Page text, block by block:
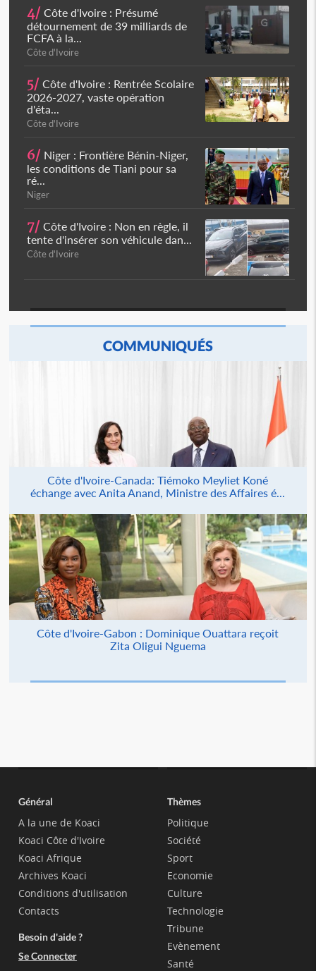
4/ Côte d'Ivoire : Présumé
détournement de 39 milliards de
FCFA à la...
Côte d'Ivoire
5/ Côte d'Ivoire : Rentrée Scolaire
2026-2027, vaste opération
d'éta...
Côte d'Ivoire
6/ Niger : Frontière Bénin-Niger,
les conditions de Tiani pour sa
ré...
Niger
7/ Côte d'Ivoire : Non en règle, il
tente d'insérer son véhicule dan...
Côte d'Ivoire
COMMUNIQUÉS
Côte d'Ivoire-Canada: Tiémoko Meyliet Koné
échange avec Anita Anand, Ministre des Affaires é...
Côte d'Ivoire-Gabon : Dominique Ouattara reçoit
Zita Oligui Nguema
Général
A la une de Koaci
Koaci Côte d'Ivoire
Koaci Afrique
Archives Koaci
Conditions d'utilisation
Contacts
Besoin d'aide ?
Se Connecter
Thèmes
Politique
Société
Sport
Economie
Culture
Technologie
Tribune
Evènement
Santé